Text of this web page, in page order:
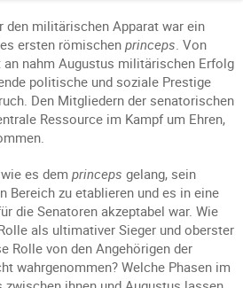
den militärischen Apparat war ein
ersten römischen princeps. Von
nahm Augustus militärischen Erfolg
politische und soziale Prestige
Den Mitgliedern der senatorischen
Ressource im Kampf um Ehren,
es dem princeps gelang, sein
zu etablieren und es in eine
die Senatoren akzeptabel war. Wie
als ultimativer Sieger und oberster
Rolle von den Angehörigen der
wahrgenommen? Welche Phasen im